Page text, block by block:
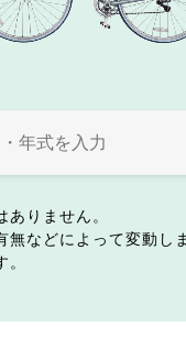
りません。
などによって変動し